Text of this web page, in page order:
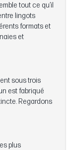
tout ce qu’il
lingots
formats et
et
sous trois
est fabriqué
Regardons
plus